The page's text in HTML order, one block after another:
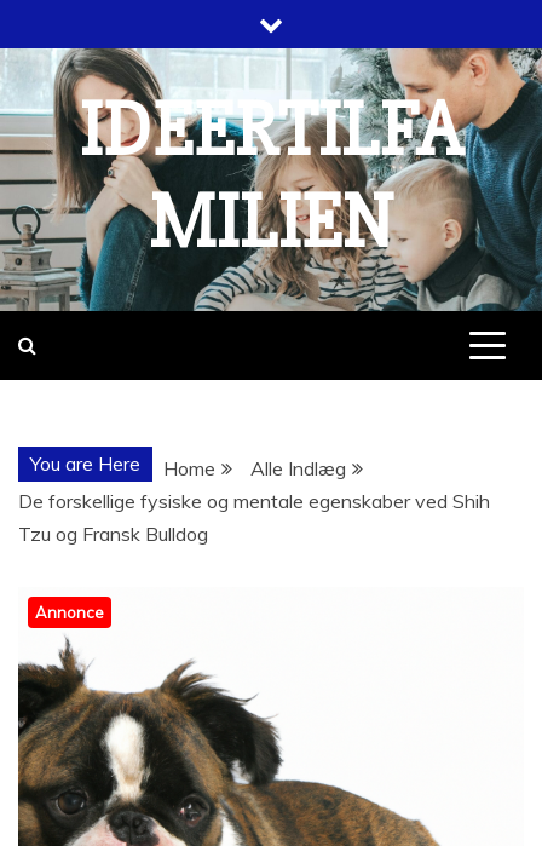
to
content
IDEERTILFA
MILIEN
You are Here Home
Alle Indlæg
De forskellige fysiske og mentale egenskaber ved Shih
Tzu og Fransk Bulldog
Annonce